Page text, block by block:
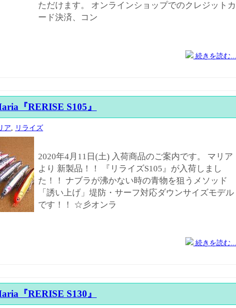
ただけます。 オンラインショップでのクレジットカ
ード決済、コン
続きを読む...
『RERISE S105』
ア リライズ
2020年4月11日(土) 入荷商品のご案内です。 マリア
より 新製品！！ 『リライズS105』が入荷しまし
た！！ ナブラが沸かない時の青物を狙うメソッド
「誘い上げ」堤防・サーフ対応ダウンサイズモデル
です！！ ☆彡オンラ
続きを読む...
『RERISE S130』